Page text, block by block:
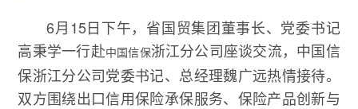
6月15日下午，省国贸集团董事长、党委书记
高秉学一行赴中国信保浙江分公司座谈交流，中国信
保浙江分公司党委书记、总经理魏广远热情接待。
双方围绕出口信用保险承保服务、保险产品创新与